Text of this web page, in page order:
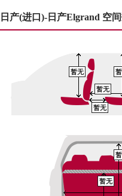
日产(进口)-日产Elgrand 空
暂无
暂无
暂无
暂无